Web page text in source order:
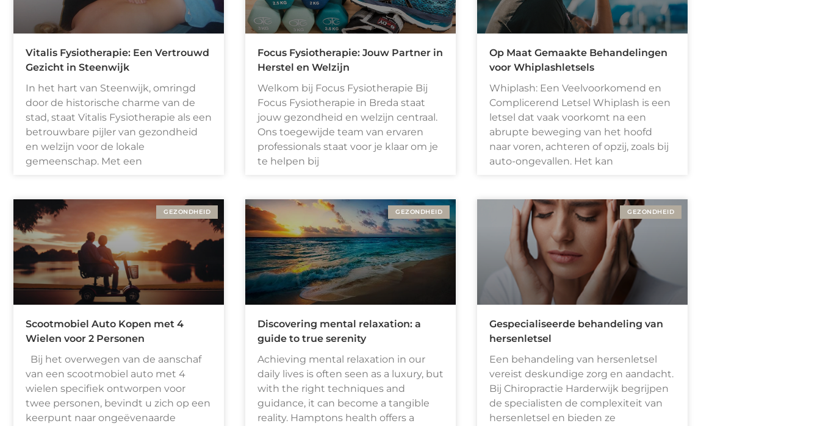
Vitalis Fysiotherapie: Een Vertrouwd
Gezicht in Steenwijk
In het hart van Steenwijk, omringd
door de historische charme van de
stad, staat Vitalis Fysiotherapie als een
betrouwbare pijler van gezondheid
en welzijn voor de lokale
gemeenschap. Met een
Focus Fysiotherapie: Jouw Partner in
Herstel en Welzijn
Welkom bij Focus Fysiotherapie Bij
Focus Fysiotherapie in Breda staat
jouw gezondheid en welzijn centraal.
Ons toegewijde team van ervaren
professionals staat voor je klaar om je
te helpen bij
Op Maat Gemaakte Behandelingen
voor Whiplashletsels
Whiplash: Een Veelvoorkomend en
Complicerend Letsel Whiplash is een
letsel dat vaak voorkomt na een
abrupte beweging van het hoofd
naar voren, achteren of opzij, zoals bij
auto-ongevallen. Het kan
GEZONDHEID
Scootmobiel Auto Kopen met 4
Wielen voor 2 Personen
Bij het overwegen van de aanschaf
van een scootmobiel auto met 4
wielen specifiek ontworpen voor
twee personen, bevindt u zich op een
keerpunt naar ongeëvenaarde
GEZONDHEID
Discovering mental relaxation: a
guide to true serenity
Achieving mental relaxation in our
daily lives is often seen as a luxury, but
with the right techniques and
guidance, it can become a tangible
reality. Hamptons health offers a
GEZONDHEID
Gespecialiseerde behandeling van
hersenletsel
Een behandeling van hersenletsel
vereist deskundige zorg en aandacht.
Bij Chiropractie Harderwijk begrijpen
de specialisten de complexiteit van
hersenletsel en bieden ze